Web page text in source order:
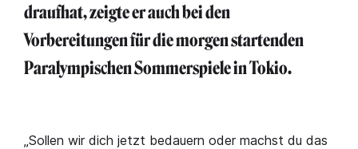
draufhat, zeigte er auch bei den
Vorbereitungen für die morgen startenden
Paralympischen Sommerspiele in Tokio.
„Sollen wir dich jetzt bedauern oder machst du das